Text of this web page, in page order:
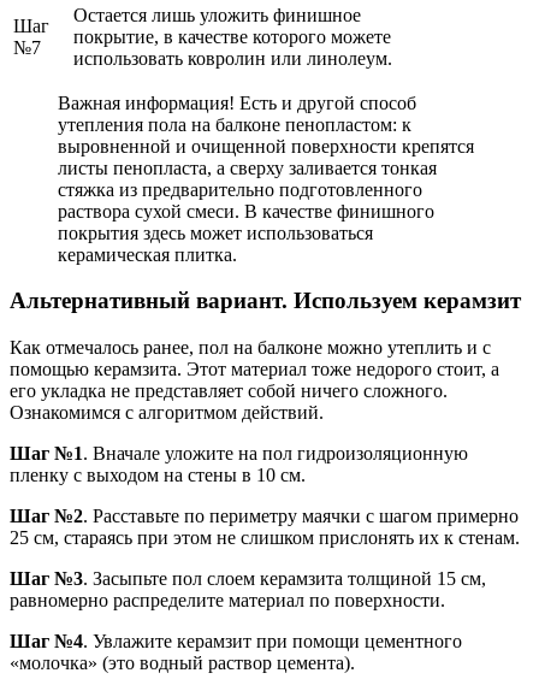
Шаг
№7
Остается лишь уложить финишное
покрытие, в качестве которого можете
использовать ковролин или линолеум.
Важная информация! Есть и другой способ
утепления пола на балконе пенопластом: к
выровненной и очищенной поверхности крепятся
листы пенопласта, а сверху заливается тонкая
стяжка из предварительно подготовленного
раствора сухой смеси. В качестве финишного
покрытия здесь может использоваться
керамическая плитка.
Альтернативный вариант. Используем керамзит
Как отмечалось ранее, пол на балконе можно утеплить и с
помощью керамзита. Этот материал тоже недорого стоит, а
его укладка не представляет собой ничего сложного.
Ознакомимся с алгоритмом действий.
Шаг №1. Вначале уложите на пол гидроизоляционную
пленку с выходом на стены в 10 см.
Шаг №2. Расставьте по периметру маячки с шагом примерно
25 см, стараясь при этом не слишком прислонять их к стенам.
Шаг №3. Засыпьте пол слоем керамзита толщиной 15 см,
равномерно распределите материал по поверхности.
Шаг №4. Увлажите керамзит при помощи цементного
«молочка» (это водный раствор цемента).